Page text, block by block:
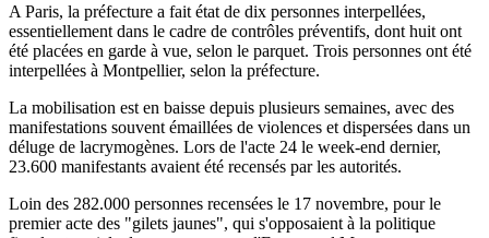
A Paris, la préfecture a fait état de dix personnes interpellées,
essentiellement dans le cadre de contrôles préventifs, dont huit ont
été placées en garde à vue, selon le parquet. Trois personnes ont été
interpellées à Montpellier, selon la préfecture.
La mobilisation est en baisse depuis plusieurs semaines, avec des
manifestations souvent émaillées de violences et dispersées dans un
déluge de lacrymogènes. Lors de l'acte 24 le week-end dernier,
23.600 manifestants avaient été recensés par les autorités.
Loin des 282.000 personnes recensées le 17 novembre, pour le
premier acte des "gilets jaunes", qui s'opposaient à la politique